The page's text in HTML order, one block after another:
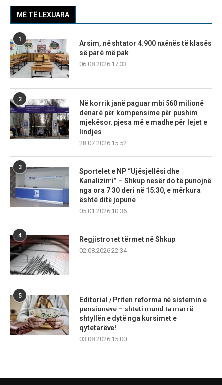
MË TË LEXUARA
1
Arsim, në shtator 4.900 nxënës të klasës
së parë më pak
06.08.2026 17:33
2
Në korrik janë paguar mbi 560 milionë
denarë për kompensime për pushim
mjekësor, pjesa më e madhe për lejet e
lindjes
28.07.2026 15:52
3
Sportelet e NP “Ujësjellësi dhe
Kanalizimi” – Shkup nesër do të punojnë
nga ora 7:30 deri në 15:30, e mërkura
është ditë jopune
05.01.2026 10:36
4
Regjistrohet tërmet në Shkup
02.08.2026 22:34
5
Editorial / Priten reforma në sistemin e
pensioneve – shteti mund ta marrë
shtyllën e dytë nga kursimet e
qytetarëve!
03.08.2026 15:00